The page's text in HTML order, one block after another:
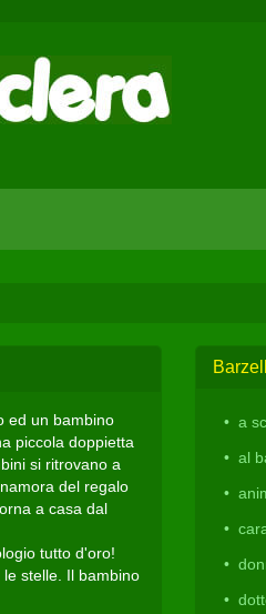
ed un bambino
piccola doppietta
si ritrovano a
del regalo
a casa dal
tutto d'oro!
stelle. Il bambino
a
al